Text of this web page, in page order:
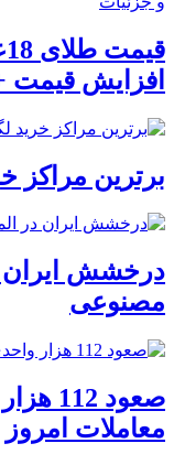
افزایش قیمت
برترین مراکز
درخشش ایران
مصنوعی
صعود
معاملات امروز